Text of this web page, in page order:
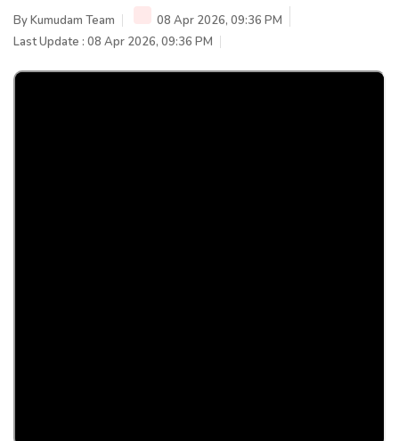
ByKumudam Team
08 Apr 2026, 09:36 PM
Last Update : 08 Apr 2026, 09:36 PM